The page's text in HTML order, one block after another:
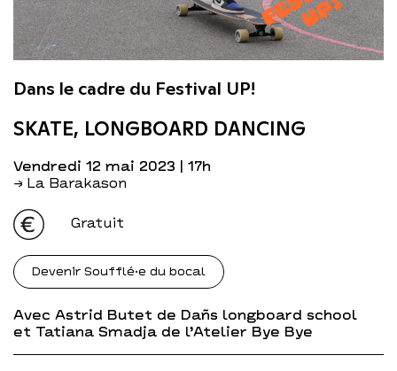
Dans le cadre du Festival UP!
SKATE, LONGBOARD DANCING
vendredi 12 mai 2023 | 17h
→ La Barakason
Gratuit
Devenir Soufflé·e du bocal
Avec Astrid Butet de Dañs longboard school
et Tatiana Smadja de l’Atelier Bye Bye